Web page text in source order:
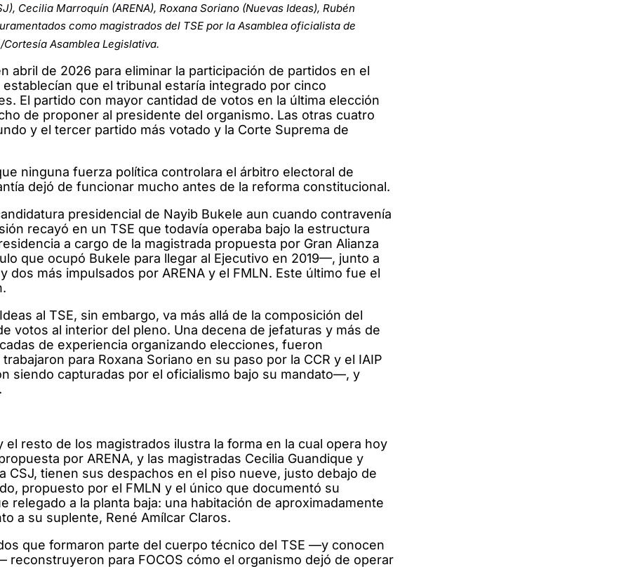
Cecilia Marroquín (ARENA), Roxana Soriano (Nuevas Ideas), Rubén
como magistrados del TSE por la Asamblea oficialista de
Asamblea Legislativa.
abril de 2026 para eliminar la participación de partidos en el
que el tribunal estaría integrado por cinco
El partido con mayor cantidad de votos en la última elección
de proponer al presidente del organismo. Las otras cuatro
y el tercer partido más votado y la Corte Suprema de
ninguna fuerza política controlara el árbitro electoral de
dejó de funcionar mucho antes de la reforma constitucional.
presidencial de Nayib Bukele aun cuando contravenía
recayó en un TSE que todavía operaba bajo la estructura
a cargo de la magistrada propuesta por Gran Alianza
que ocupó Bukele para llegar al Ejecutivo en 2019—, junto a
dos más impulsados por ARENA y el FMLN. Este último fue el
al TSE, sin embargo, va más allá de la composición del
votos al interior del pleno. Una decena de jefaturas y más de
de experiencia organizando elecciones, fueron
para Roxana Soriano en su paso por la CCR y el IAIP
siendo capturadas por el oficialismo bajo su mandato—, y
el resto de los magistrados ilustra la forma en la cual opera hoy
por ARENA, y las magistradas Cecilia Guandique y
CSJ, tienen sus despachos en el piso nueve, justo debajo de
propuesto por el FMLN y el único que documentó su
relegado a la planta baja: una habitación de aproximadamente
a su suplente, René Amílcar Claros.
que formaron parte del cuerpo técnico del TSE —y conocen
para FOCOS cómo el organismo dejó de operar